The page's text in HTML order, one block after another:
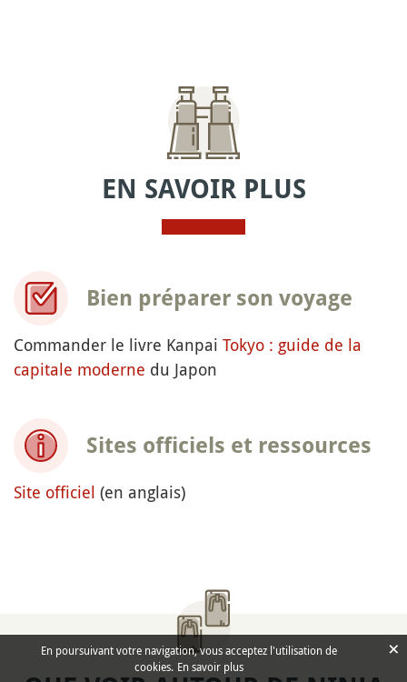
EN SAVOIR PLUS
Bien préparer son voyage
Commander le livre Kanpai Tokyo : guide de la
capitale moderne du Japon
Sites officiels et ressources
Site officiel (en anglais)
En poursuivant votre navigation, vous acceptez l'utilisation de
cookies. En savoir plus
×